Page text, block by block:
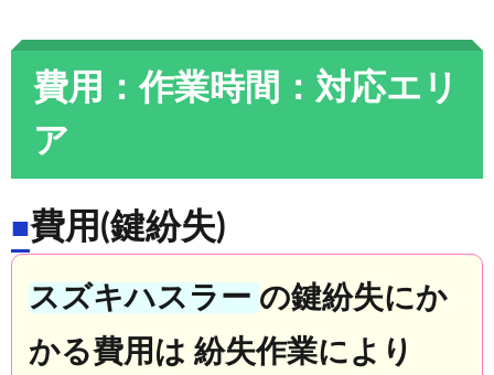
費用：作業時間：対応エリ
ア
■費用(鍵紛失)
スズキハスラー の鍵紛失にか
かる費用は 紛失作業により